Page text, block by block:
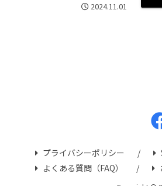
2024.11.01
プライバシーポリシー
よくある質問（FAQ）